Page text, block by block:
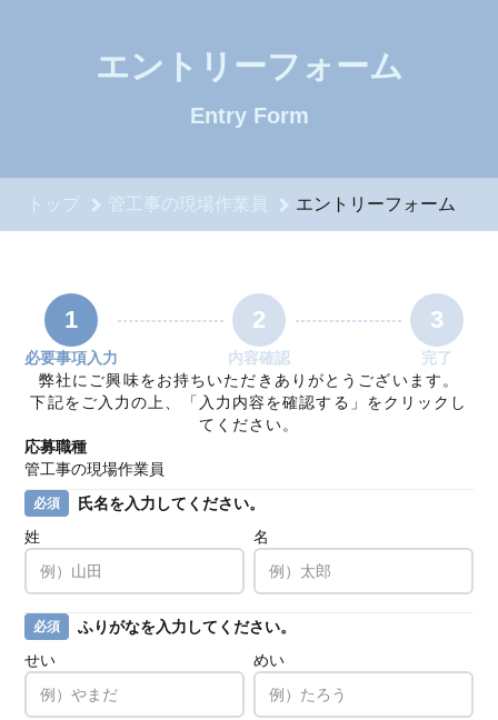
エントリーフォーム
Entry Form
トップ 管工事の現場作業員 エントリーフォーム
1
必要事項入力
2
内容確認
3
完了
弊社にご興味をお持ちいただきありがとうございます。
下記をご入力の上、「入力内容を確認する」をクリックし
てください。
応募職種
管工事の現場作業員
必須
氏名を入力してください。
姓
名
必須
ふりがなを入力してください。
せい
めい